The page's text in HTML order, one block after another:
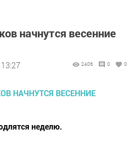
начнутся весенние
2406 0 0
неделю.